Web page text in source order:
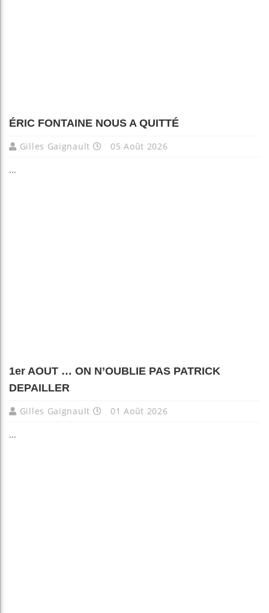
ÉRIC FONTAINE NOUS A QUITTÉ
Gilles Gaignault 05 Août 2026
...
1er AOUT … ON N’OUBLIE PAS PATRICK
DEPAILLER
Gilles Gaignault 01 Août 2026
...